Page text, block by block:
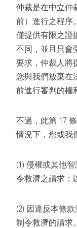
仲裁是在中立仲
前）進行之程序
僅提供有限之證
不同，並且只會
要求，仲裁人將
您與我們放棄在
前進行審判的權
不過，此第 17
情況下，您或我
(1) 侵權或其他
令救濟之請求；
(2) 因違反本條
制令救濟的請求。